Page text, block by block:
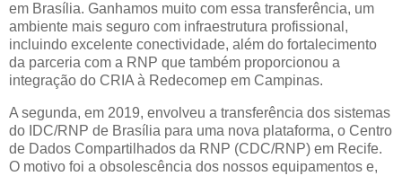
em Brasília. Ganhamos muito com essa transferência, um
ambiente mais seguro com infraestrutura profissional,
incluindo excelente conectividade, além do fortalecimento
da parceria com a RNP que também proporcionou a
integração do CRIA à Redecomep em Campinas.
A segunda, em 2019, envolveu a transferência dos sistemas
do IDC/RNP de Brasília para uma nova plataforma, o Centro
de Dados Compartilhados da RNP (CDC/RNP) em Recife.
O motivo foi a obsolescência dos nossos equipamentos e,